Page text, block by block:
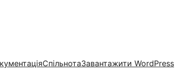
СпільнотаЗавантажити WordPress